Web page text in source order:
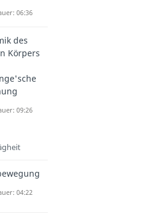
06:36
des
Körpers
09:26
04:22